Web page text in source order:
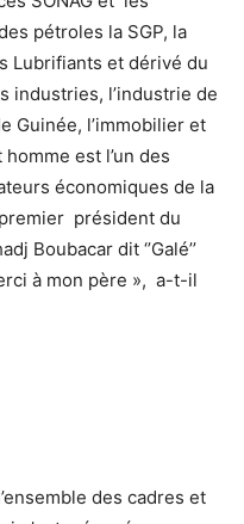
pétroles la SGP, la
Lubrifiants et dérivé du
industries, l’industrie de
Guinée, l’immobilier et
est l’un des
économiques de la
président du
Boubacar dit ‘’Galé’’
à mon père », a-t-il
des cadres et